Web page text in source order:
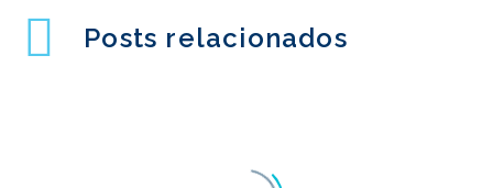
Posts relacionados